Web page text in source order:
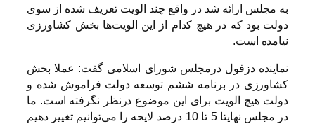
به مجلس ارائه شد در واقع چند الویت تعریف شده از سوی
دولت بود که در هیچ کدام از این الویت‌ها بخش کشاورزی
نیامده است.
نماینده دزفول درمجلس شورای اسلامی گفت: عملا بخش
کشاورزی در برنامه ششم توسعه دولت فراموش شده و
دولت هیچ الویت برای این موضوع درنظر نگرفته است. ما
در مجلس نهایتا 5 تا 10 درصد لایحه را می‌توانیم تغییر دهیم